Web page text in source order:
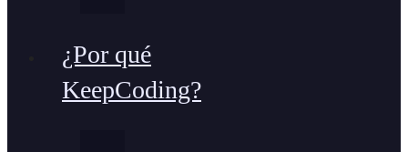
¿Por qué
KeepCoding?